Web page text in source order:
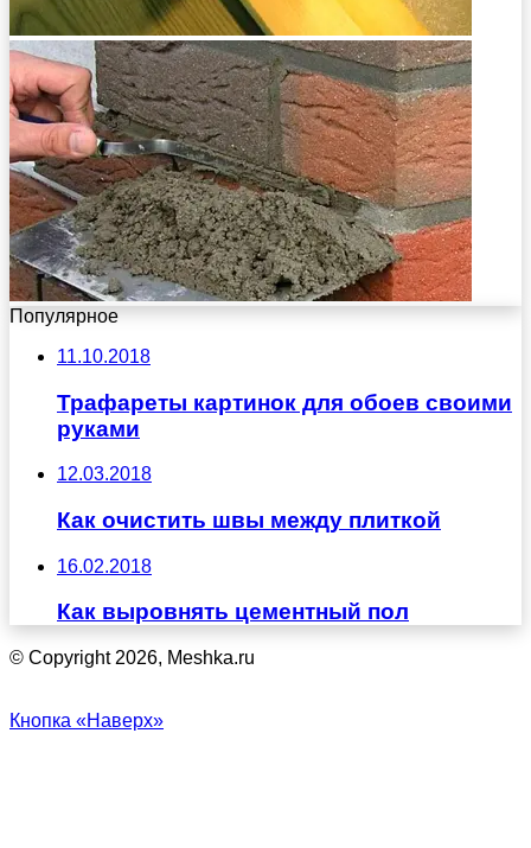
Популярное
11.10.2018
Трафареты картинок для обоев своими
руками
12.03.2018
Как очистить швы между плиткой
16.02.2018
Как выровнять цементный пол
© Copyright 2026, Meshka.ru
Кнопка «Наверх»